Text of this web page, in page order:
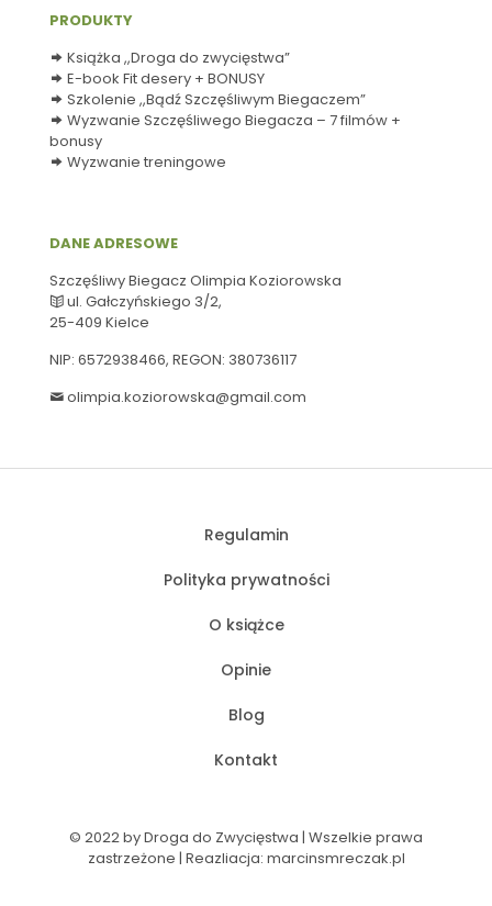
PRODUKTY
Książka ,,Droga do zwycięstwa”
E-book Fit desery + BONUSY
Szkolenie ,,Bądź Szczęśliwym Biegaczem”
Wyzwanie Szczęśliwego Biegacza – 7 filmów +
bonusy
Wyzwanie treningowe
DANE ADRESOWE
Szczęśliwy Biegacz Olimpia Koziorowska
ul. Gałczyńskiego 3/2,
25-409 Kielce
NIP: 6572938466, REGON: 380736117
olimpia.koziorowska@gmail.com
Regulamin
Polityka prywatności
O książce
Opinie
Blog
Kontakt
© 2022 by Droga do Zwycięstwa | Wszelkie prawa
zastrzeżone | Reazliacja: marcinsmreczak.pl